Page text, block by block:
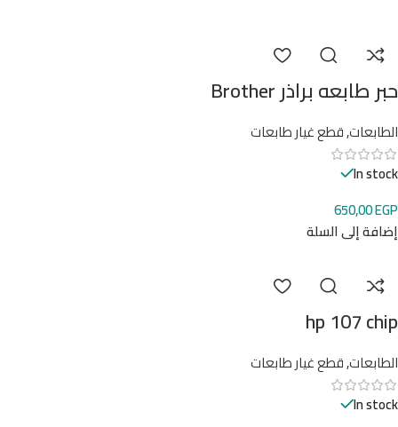
حبر طابعه براذر Brother
الطابعات,قطع غيار طابعات
In stock
650,00EGP
إضافة إلى السلة
hp 107 chip
الطابعات,قطع غيار طابعات
In stock